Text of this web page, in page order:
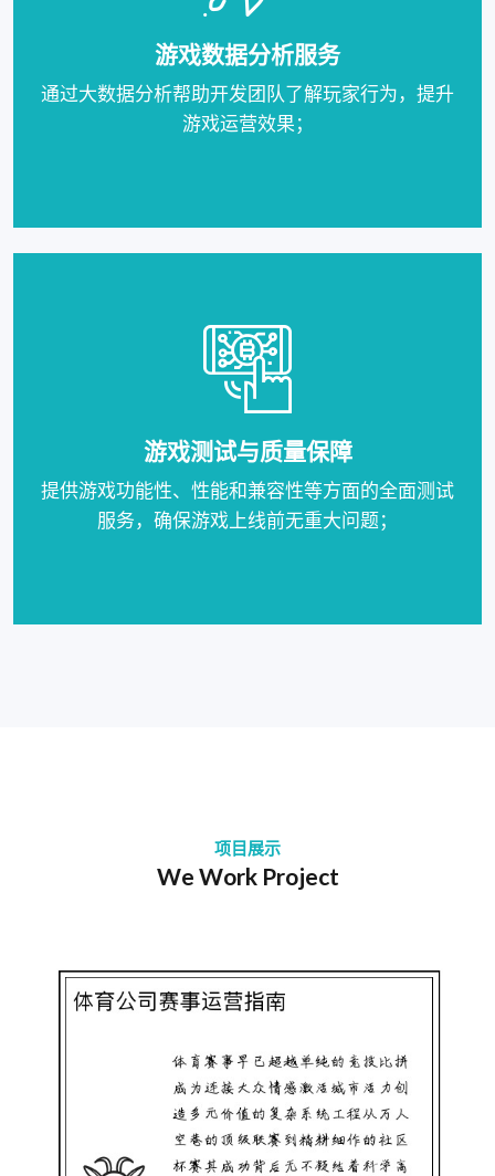
游戏数据分析服务
通过大数据分析帮助开发团队了解玩家行为，提升
游戏运营效果；
游戏测试与质量保障
提供游戏功能性、性能和兼容性等方面的全面测试
服务，确保游戏上线前无重大问题；
项目展示
We Work Project